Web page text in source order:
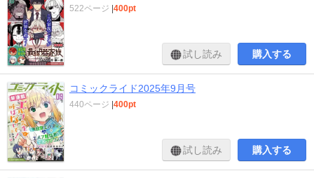
画が大集合！一歩先が見えるWEBマガジン！
522ページ |400pt
試し読み 購入する
コミックライド2025年9月号
440ページ |400pt
試し読み 購入する